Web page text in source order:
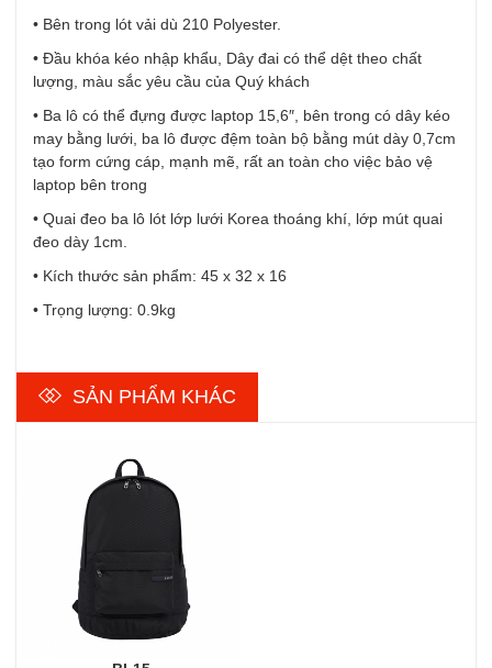
• Bên trong lót vải dù 210 Polyester.
• Đầu khóa kéo nhập khẩu, Dây đai có thể dệt theo chất
lượng, màu sắc yêu cầu của Quý khách
• Ba lô có thể đựng được laptop 15,6″, bên trong có dây kéo
may bằng lưới, ba lô được đệm toàn bộ bằng mút dày 0,7cm
tạo form cứng cáp, mạnh mẽ, rất an toàn cho việc bảo vệ
laptop bên trong
• Quai đeo ba lô lót lớp lưới Korea thoáng khí, lớp mút quai
đeo dày 1cm.
• Kích thước sản phẩm: 45 x 32 x 16
• Trọng lượng: 0.9kg
SẢN PHẨM KHÁC